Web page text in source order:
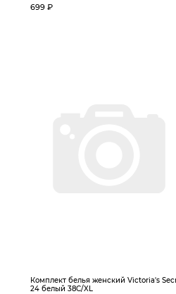
699 ₽
Комплект белья женский Victoria's
24 белый 38C/XL